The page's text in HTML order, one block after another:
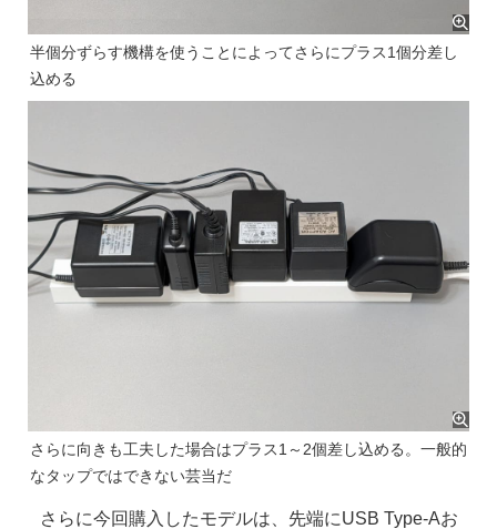
半個分ずらす機構を使うことによってさらにプラス1個分差し
込める
さらに向きも工夫した場合はプラス1～2個差し込める。一般的
なタップではできない芸当だ
さらに今回購入したモデルは、先端にUSB Type-Aお